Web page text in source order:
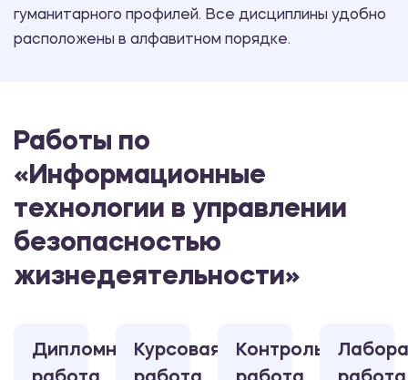
гуманитарного профилей. Все дисциплины удобно
расположены в алфавитном порядке.
Работы по
«Информационные
технологии в управлении
безопасностью
жизнедеятельности»
ДипломнаяКурсовая
Контрольная